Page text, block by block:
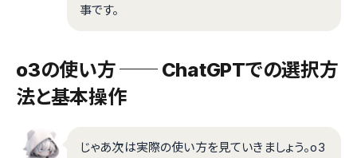
事です。
o3の使い方 ── ChatGPTでの選択方
法と基本操作
じゃあ次は実際の使い方を見ていきましょう。o3